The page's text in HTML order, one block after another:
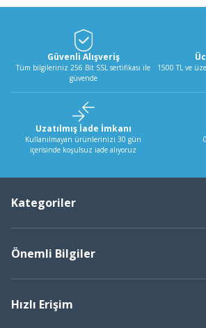
Güvenli Alışveriş
Tüm bilgileriniz 256 Bit SSL sertifikası ile
güvende
1500 TL ve
Uzatılmış İade İmkanı
Kullanılmayan ürünlerinizi 30 gün
içerisinde koşulsuz iade alıyoruz
Kategoriler
Önemli Bilgiler
Hızlı Erişim